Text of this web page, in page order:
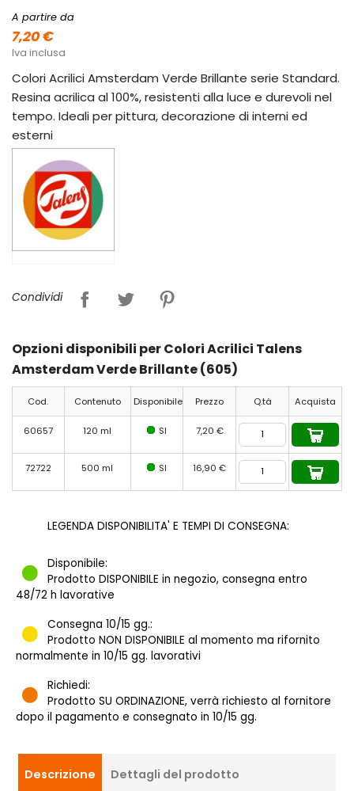
A partire da
7,20 €
Iva inclusa
Colori Acrilici Amsterdam Verde Brillante serie Standard.
Resina acrilica al 100%, resistenti alla luce e durevoli nel
tempo. Ideali per pittura, decorazione di interni ed
esterni
Condividi
Opzioni disponibili per Colori Acrilici Talens
Amsterdam Verde Brillante (605)
Cod. Contenuto Disponibile Prezzo Q.tà Acquista
60657 120 ml SI 7,20 €
72722 500 ml SI 16,90 €
LEGENDA DISPONIBILITA' E TEMPI DI CONSEGNA:
Disponibile:
Prodotto DISPONIBILE in negozio, consegna entro
48/72 h lavorative
Consegna 10/15 gg.:
Prodotto NON DISPONIBILE al momento ma rifornito
normalmente in 10/15 gg. lavorativi
Richiedi:
Prodotto SU ORDINAZIONE, verrà richiesto al fornitore
dopo il pagamento e consegnato in 10/15 gg.
Descrizione Dettagli del prodotto